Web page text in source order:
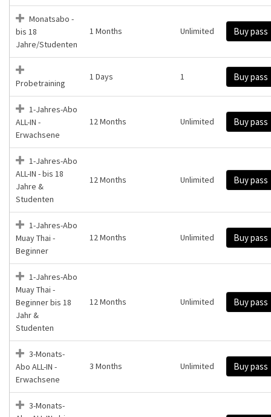
Monatsabo -
bis 18
Jahre/Studenten
1 Months Unlimited Buy pass
Probetraining
1 Days 1 Buy pass
1-Jahres-Abo
ALL-IN -
Erwachsene
12 Months Unlimited Buy pass
1-Jahres-Abo
ALL-IN - bis 18
Jahre &
Studenten
12 Months Unlimited Buy pass
1-Jahres-Abo
Muay Thai -
Beginner
12 Months Unlimited Buy pass
1-Jahres-Abo
Muay Thai -
Beginner bis 18
Jahr &
Studenten
12 Months Unlimited Buy pass
3-Monats-
Abo ALL-IN -
Erwachsene
3 Months Unlimited Buy pass
3-Monats-